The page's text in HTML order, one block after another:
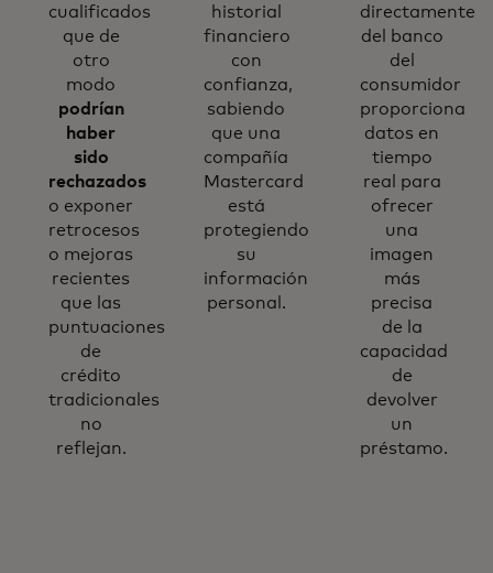
cualificados
que de
otro
modo
podrían
haber
sido
rechazados
o exponer
retrocesos
o mejoras
recientes
que las
puntuaciones
de
crédito
tradicionales
no
reflejan.
historial
financiero
con
confianza,
sabiendo
que una
compañía
Mastercard
está
protegiendo
su
información
personal.
directamente
del banco
del
consumidor
proporciona
datos en
tiempo
real para
ofrecer
una
imagen
más
precisa
de la
capacidad
de
devolver
un
préstamo.